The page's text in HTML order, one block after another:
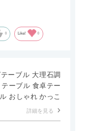
汚れも拭きやすい
で冬にどうなるの
0 Like! 0
ーブル 大理石調
ーブル 食卓テー
おしゃれ かっこ
詳細を見る